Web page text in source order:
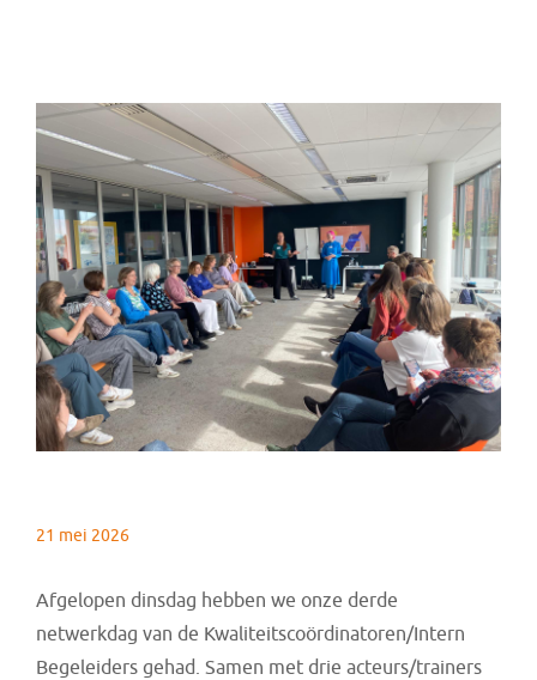
21 mei 2026
Afgelopen dinsdag hebben we onze derde
netwerkdag van de Kwaliteitscoördinatoren/Intern
Begeleiders gehad. Samen met drie acteurs/trainers